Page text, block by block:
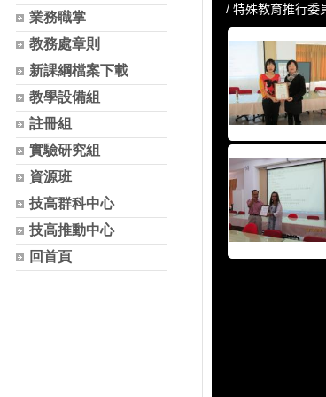
業務職掌
教務處章則
新課綱檔案下載
教學設備組
註冊組
實驗研究組
資源班
技高群科中心
技高推動中心
回首頁